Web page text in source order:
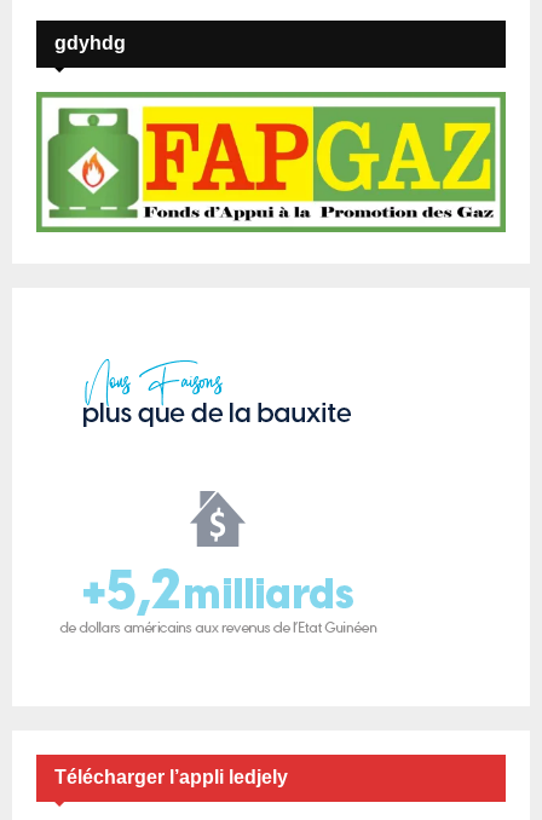
gdyhdg
Télécharger l’appli ledjely